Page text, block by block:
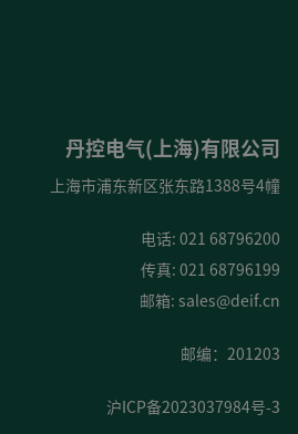
丹控电气(上海)有限公司
上海市浦东新区张东路1388号4幢
电话: 021 68796200
传真: 021 68796199
邮箱: sales@deif.cn
邮编：201203
沪ICP备2023037984号-3